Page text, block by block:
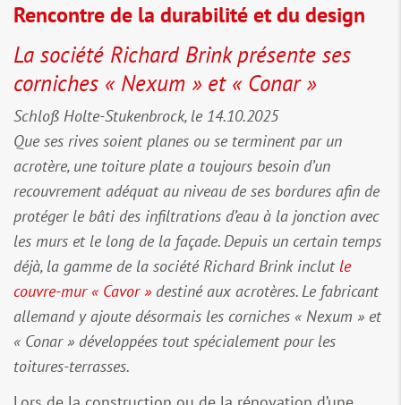
Rencontre de la durabilité et du design
La société Richard Brink présente ses
corniches « Nexum » et « Conar »
Schloß Holte-Stukenbrock, le 14.10.2025
Que ses rives soient planes ou se terminent par un
acrotère, une toiture plate a toujours besoin d’un
recouvrement adéquat au niveau de ses bordures afin de
protéger le bâti des infiltrations d’eau à la jonction avec
les murs et le long de la façade. Depuis un certain temps
déjà, la gamme de la société Richard Brink inclut le
couvre-mur « Cavor » destiné aux acrotères. Le fabricant
allemand y ajoute désormais les corniches « Nexum » et
« Conar » développées tout spécialement pour les
toitures-terrasses.